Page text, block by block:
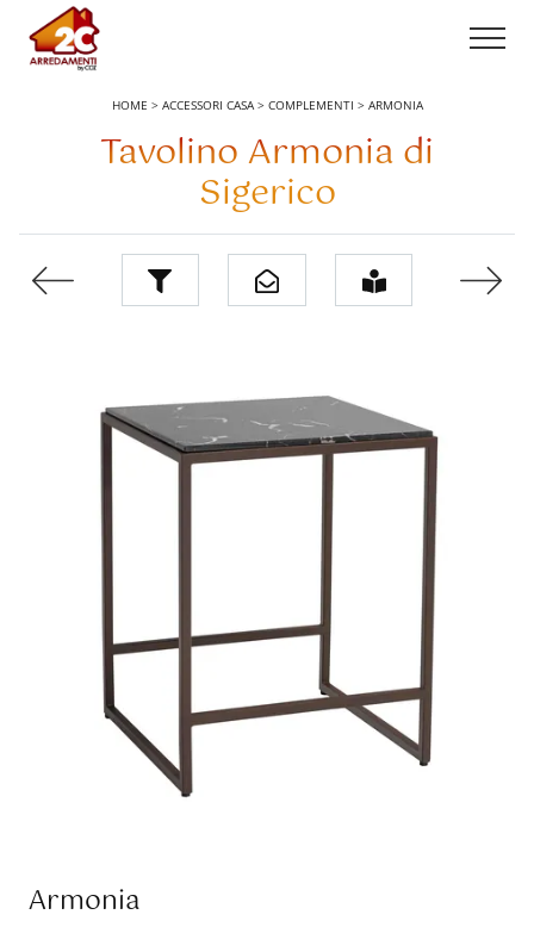
HOME > ACCESSORI CASA> COMPLEMENTI > ARMONIA
Tavolino Armonia di
Sigerico
Armonia